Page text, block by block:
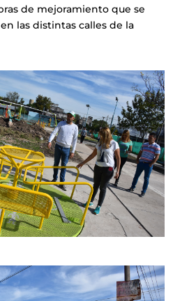
de mejoramiento que se
las distintas calles de la